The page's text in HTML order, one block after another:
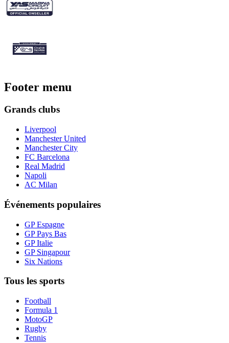
Footer menu
Grands clubs
Liverpool
Manchester United
Manchester City
FC Barcelona
Real Madrid
Napoli
AC Milan
Événements populaires
GP Espagne
GP Pays Bas
GP Italie
GP Singapour
Six Nations
Tous les sports
Football
Formula 1
MotoGP
Rugby
Tennis